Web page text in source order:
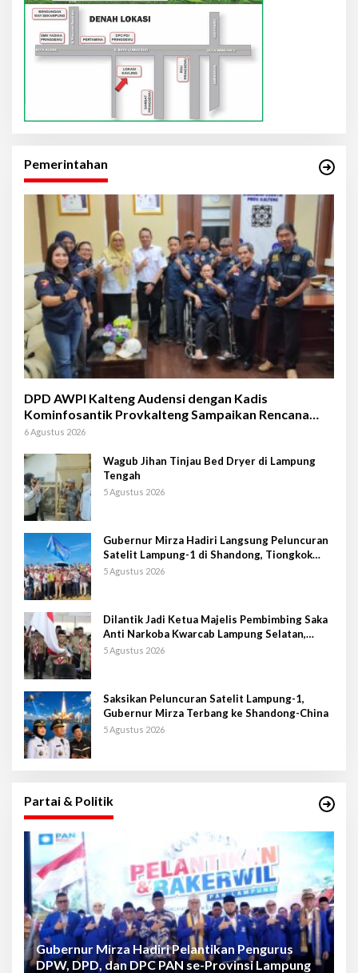
Pemerintahan
DPD AWPI Kalteng Audensi dengan Kadis
Kominfosantik Provkalteng Sampaikan Rencana
Kongnas II AWPI se-Indonesia
6 Agustus 2026
Wagub Jihan Tinjau Bed Dryer di Lampung
Tengah
5 Agustus 2026
Gubernur Mirza Hadiri Langsung Peluncuran
Satelit Lampung-1 di Shandong, Tiongkok
Timur
5 Agustus 2026
Dilantik Jadi Ketua Majelis Pembimbing Saka
Anti Narkoba Kwarcab Lampung Selatan,
Kepala BNNK Pramuka Garda P4GN
5 Agustus 2026
Saksikan Peluncuran Satelit Lampung-1,
Gubernur Mirza Terbang ke Shandong-China
5 Agustus 2026
Partai & Politik
Gubernur Mirza Hadiri Pelantikan Pengurus
DPW, DPD, dan DPC PAN se-Provinsi Lampung